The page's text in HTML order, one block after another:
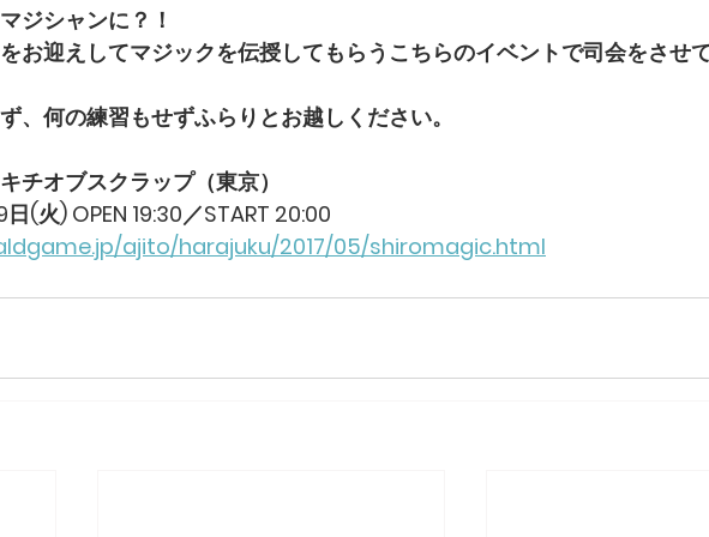
ジシャンに？！
お迎えしてマジックを伝授してもらうこちらのイベントで司会をさせ
、何の練習もせずふらりとお越しください。
チオブスクラップ（東京）
(火) OPEN 19:30／START 20:00
ajito/harajuku/2017/05/shiromagic.html